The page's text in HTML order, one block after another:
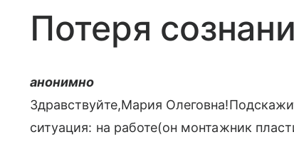
Потеря
анонимно
Здравствуйте,Мария
ситуация: на работе(он монтажник